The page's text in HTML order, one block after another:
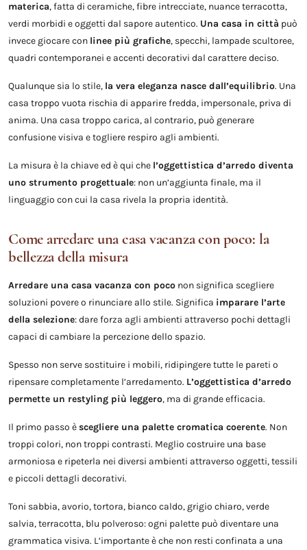
materica, fatta di ceramiche, fibre intrecciate, nuance terracotta,
verdi morbidi e oggetti dal sapore autentico. Una casa in città può
invece giocare con linee più grafiche, specchi, lampade scultoree,
quadri contemporanei e accenti decorativi dal carattere deciso.
Qualunque sia lo stile, la vera eleganza nasce dall’equilibrio. Una
casa troppo vuota rischia di apparire fredda, impersonale, priva di
anima. Una casa troppo carica, al contrario, può generare
confusione visiva e togliere respiro agli ambienti.
La misura è la chiave ed è qui che l’oggettistica d’arredo diventa
uno strumento progettuale: non un’aggiunta finale, ma il
linguaggio con cui la casa rivela la propria identità.
Come arredare una casa vacanza con poco: la
bellezza della misura
Arredare una casa vacanza con poco non significa scegliere
soluzioni povere o rinunciare allo stile. Significa imparare l’arte
della selezione: dare forza agli ambienti attraverso pochi dettagli
capaci di cambiare la percezione dello spazio.
Spesso non serve sostituire i mobili, ridipingere tutte le pareti o
ripensare completamente l’arredamento. L’oggettistica d’arredo
permette un restyling più leggero, ma di grande efficacia.
Il primo passo èscegliere una palette cromatica coerente. Non
troppi colori, non troppi contrasti. Meglio costruire una base
armoniosa e ripeterla nei diversi ambienti attraverso oggetti, tessili
e piccoli dettagli decorativi.
Toni sabbia, avorio, tortora, bianco caldo, grigio chiaro, verde
salvia, terracotta, blu polveroso: ogni palette può diventare una
grammatica visiva. L’importante è che non resti confinata a una